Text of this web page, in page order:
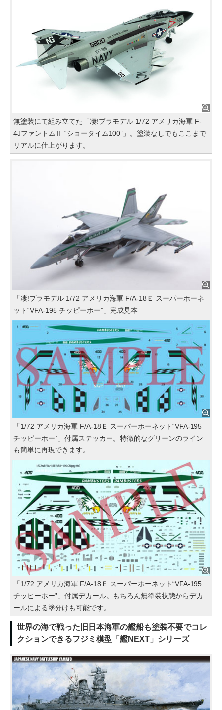
無塗装にて組み立てた「凄!プラモデル 1/72 アメリカ海軍 F-
4JファントムⅡ “ショータイム100”」。塗装なしでもここまで
リアルに仕上がります。
「凄!プラモデル 1/72 アメリカ海軍 F/A-18Ｅ スーパーホーネ
ット“VFA-195 チッピーホー”」完成見本
「1/72 アメリカ海軍 F/A-18Ｅ スーパーホーネット“VFA-195
チッピーホー”」付属ステッカー。特徴的なグリーンのライン
も簡単に再現できます。
「1/72 アメリカ海軍 F/A-18Ｅ スーパーホーネット“VFA-195
チッピーホー”」付属デカール。もちろん無塗装状態からデカ
ールによる塗分けも可能です。
世界の海で戦った旧日本海軍の艦船も塗装不要でコレ
クションできるフジミ模型「艦NEXT」シリーズ